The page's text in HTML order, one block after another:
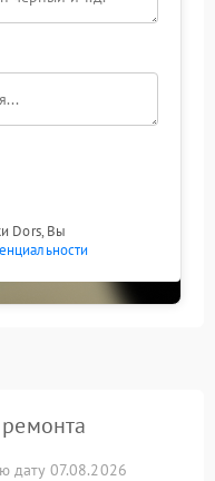
Dors, Вы
дату 07.08.2026